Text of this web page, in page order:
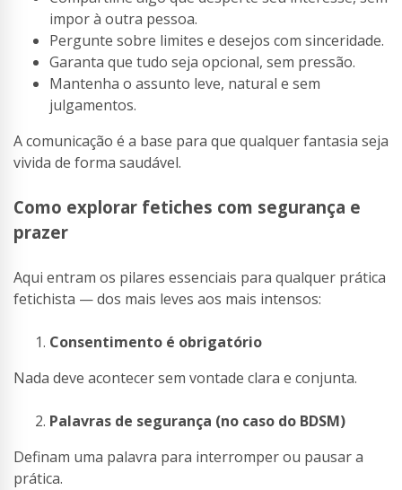
impor à outra pessoa.
Pergunte sobre limites e desejos com sinceridade.
Garanta que tudo seja opcional, sem pressão.
Mantenha o assunto leve, natural e sem
julgamentos.
A comunicação é a base para que qualquer fantasia seja
vivida de forma saudável.
Como explorar fetiches com segurança e
prazer
Aqui entram os pilares essenciais para qualquer prática
fetichista — dos mais leves aos mais intensos:
Consentimento é obrigatório
Nada deve acontecer sem vontade clara e conjunta.
Palavras de segurança (no caso do BDSM)
Definam uma palavra para interromper ou pausar a
prática.